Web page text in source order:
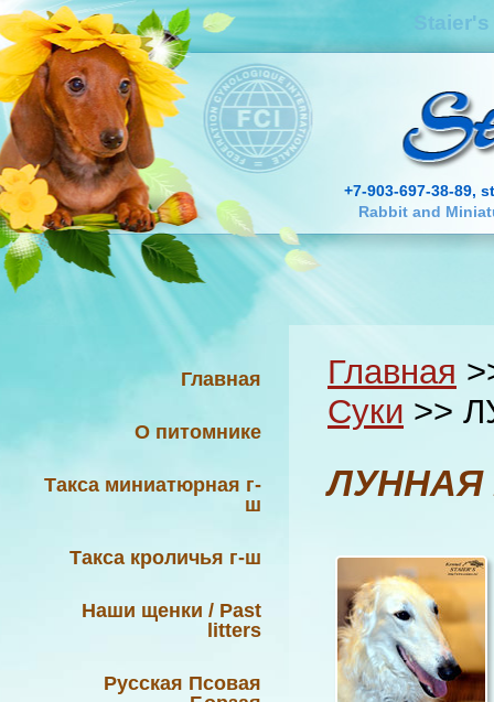
+7-903-697-38-89,
Rabbit and
Главная
О питомнике
Такса миниатюрная г-
ш
Такса кроличья г-ш
Наши щенки / Past
litters
Русская Псовая
Главная
Суки >>
ЛУННАЯ